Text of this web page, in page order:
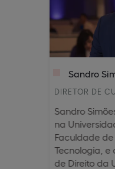
Sandro
DIRETOR DE
Sandro
na
Faculdade
Tecnologia,
de Direito da